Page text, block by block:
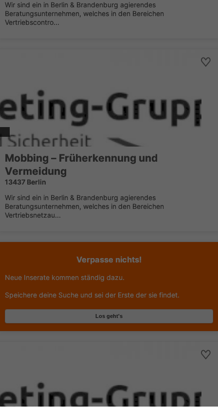
Wir sind ein in Berlin & Brandenburg agierendes
Beratungsunternehmen, welches in den Bereichen
Vertriebscontro...
Mobbing – Früherkennung und
Vermeidung
13437 Berlin
Wir sind ein in Berlin & Brandenburg agierendes
Beratungsunternehmen, welches in den Bereichen
Vertriebsnetzau...
Verpasse nichts!
Neue Inserate kommen ständig dazu.
Speichere deine Suche und sei der Erste der sie findet.
Los geht's